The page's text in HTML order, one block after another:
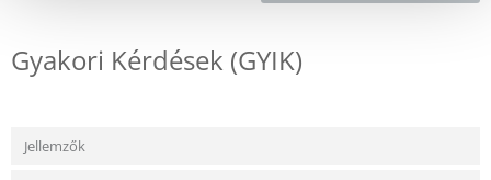
Gyakori Kérdések (GYIK)
Jellemzők